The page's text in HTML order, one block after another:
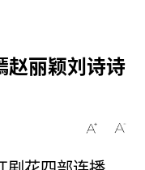
赵丽颖刘诗诗